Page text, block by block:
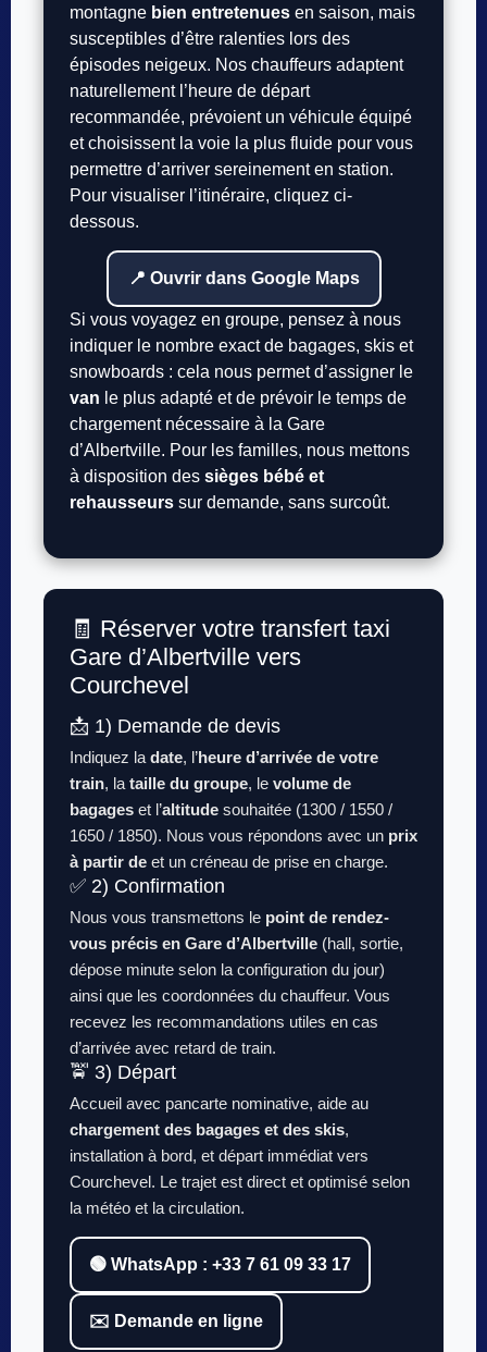
montagne bien entretenues en saison, mais
susceptibles d’être ralenties lors des
épisodes neigeux. Nos chauffeurs adaptent
naturellement l’heure de départ
recommandée, prévoient un véhicule équipé
et choisissent la voie la plus fluide pour vous
permettre d’arriver sereinement en station.
Pour visualiser l’itinéraire, cliquez ci-
dessous.
📍 Ouvrir dans Google Maps
Si vous voyagez en groupe, pensez à nous
indiquer le nombre exact de bagages, skis et
snowboards : cela nous permet d’assigner le
van le plus adapté et de prévoir le temps de
chargement nécessaire à la Gare
d’Albertville. Pour les familles, nous mettons
à disposition des sièges bébé et
rehausseurs sur demande, sans surcoût.
🧾 Réserver votre transfert taxi
Gare d’Albertville vers
Courchevel
📩 1) Demande de devis
Indiquez la date, l’heure d’arrivée de votre
train, la taille du groupe, le volume de
bagages et l’altitude souhaitée (1300 / 1550 /
1650 / 1850). Nous vous répondons avec un prix
à partir de et un créneau de prise en charge.
✅ 2) Confirmation
Nous vous transmettons le point de rendez-
vous précis en Gare d’Albertville (hall, sortie,
dépose minute selon la configuration du jour)
ainsi que les coordonnées du chauffeur. Vous
recevez les recommandations utiles en cas
d’arrivée avec retard de train.
🚖 3) Départ
Accueil avec pancarte nominative, aide au
chargement des bagages et des skis,
installation à bord, et départ immédiat vers
Courchevel. Le trajet est direct et optimisé selon
la météo et la circulation.
🟢 WhatsApp : +33 7 61 09 33 17
✉️ Demande en ligne